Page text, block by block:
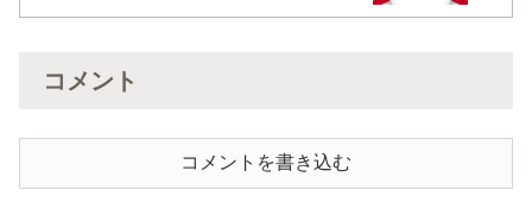
コメント
コメントを書き込む